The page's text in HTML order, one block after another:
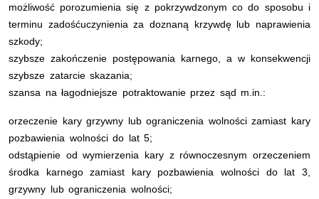
możliwość porozumienia się z pokrzywdzonym co do sposobu i
terminu zadośćuczynienia za doznaną krzywdę lub naprawienia
szkody;
szybsze zakończenie postępowania karnego, a w konsekwencji
szybsze zatarcie skazania;
szansa na łagodniejsze potraktowanie przez sąd m.in.:
orzeczenie kary grzywny lub ograniczenia wolności zamiast kary
pozbawienia wolności do lat 5;
odstąpienie od wymierzenia kary z równoczesnym orzeczeniem
środka karnego zamiast kary pozbawienia wolności do lat 3,
grzywny lub ograniczenia wolności;